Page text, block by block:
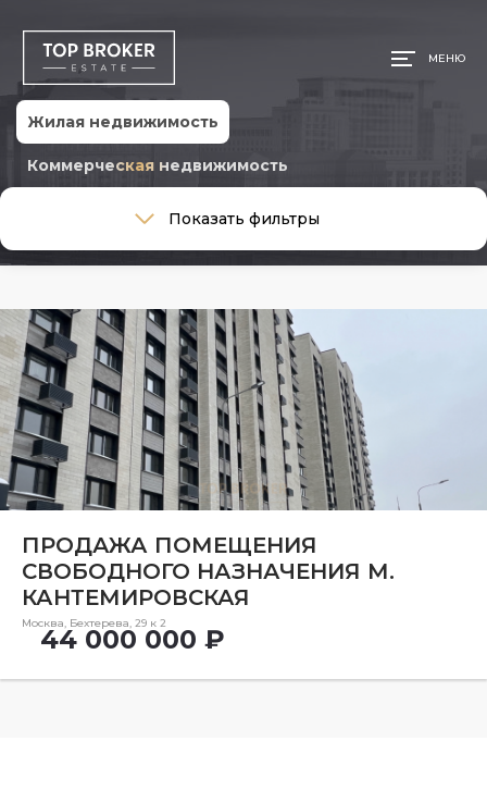
МЕНЮ
Жилая недвижимость
Коммерческая недвижимость
Тип сделки
Тип недвижимости
Общая площадь, м
Ремонт
Ремонт
Район
Район
Метро
Метро
Показать фильтры
ПРОДАЖА ПОМЕЩЕНИЯ
СВОБОДНОГО НАЗНАЧЕНИЯ М.
КАНТЕМИРОВСКАЯ
Москва, Бехтерева, 29 к 2
44 000 000 ₽